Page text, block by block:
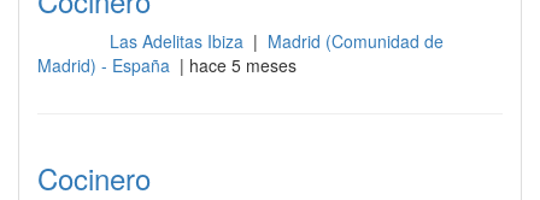
Las Adelitas Ibiza | Madrid (Comunidad de
Madrid) - España | hace 5 meses
Cocinero